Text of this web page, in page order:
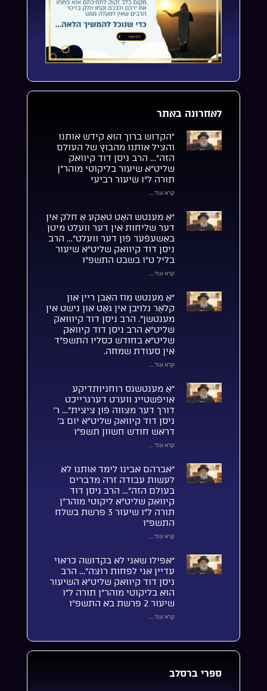
לאחרונה באתר
“הקדוש ברוך הוא קידש אותנו
והציל אותנו מהבוץ של העולם
הזה”… הרב ניסן דוד קיוואק
שליט”א שיעור בליקוטי מוהר”ן
תורה ל”ו שיעור רביעי
קרא עוד...
“אַ מענטש האָט טאַקע אַ חלק אין
דער שליחות אין דער וועלט מיטן
באַשעפֿער פֿון דער וועלט”… הרב
ניסן דוד קיוואק שליט”א שיעור
בליל ט”ו בשבט התשפ”ו
קרא עוד...
“אַ מענטש מוז האָבן ריין און
קלאָר גלויבן אין גאָט און נישט אין
מענטשן”. הרב ניסן דוד קיווואק
שליט”א הרב ניסן דוד קיוואק
שליט”א בחודש כסליו התשפ”ד
אין סעודת שמחה.
קרא עוד...
“אַ מענטשנס רוחניותדיקע
אויפֿשטייג ווערט דערגרייכט
דורך דער מצווה פֿון ציצית”… ר’
ניסן דוד קיוואק שליט”א יום ב’
דראש חודש חשוון תשפ”ו
קרא עוד...
“אברהם אבינו לימד אותנו לא
לעשות עבודה זרה מדברים
בעולם הזה”… הרב ניסן דוד
קיוואק שליט”א ליקוטי מוהר”ן
תורה ל”ו שיעור 3 פרשת בשלח
התשפ”ו
קרא עוד...
“אפילו שאני לא בקדושה כראוי
עדיין אני לפחות רוצה”… הרב
ניסן דוד קיוואק שליט”א השיעור
הוא בליקוטי מוהר”ן תורה ל”ו
שיעור 2 פרשת בא התשפ”ו
קרא עוד...
ספרי ברסלב